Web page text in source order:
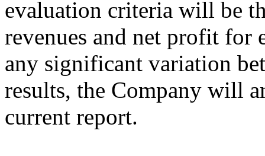
evaluation criteria will be
revenues and net profit for
any significant variation
results, the Company will
current report.